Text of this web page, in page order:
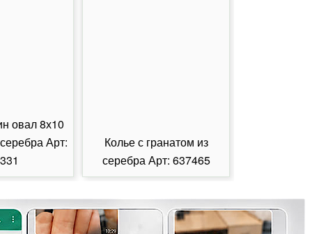
овал 8х10
Арт:
Колье с гранатом из
серебра Арт: 637465